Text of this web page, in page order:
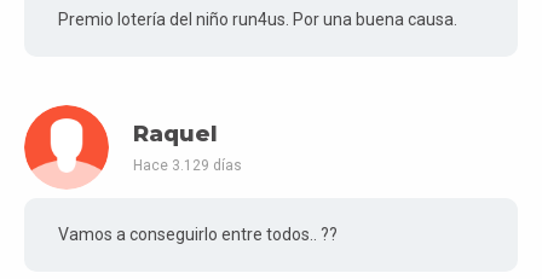
Premio lotería del niño run4us. Por una buena causa.
Raquel
Hace 3.129 días
Vamos a conseguirlo entre todos.. ??